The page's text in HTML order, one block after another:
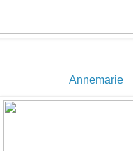
Annemarie